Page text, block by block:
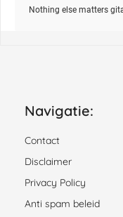
Nothing else matters
Navigatie:
Contact
Disclaimer
Privacy Policy
Anti spam beleid